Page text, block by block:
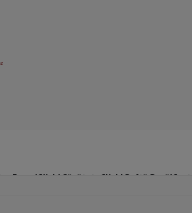
FemeiClick! Sănătate Click! Poftă Bună!